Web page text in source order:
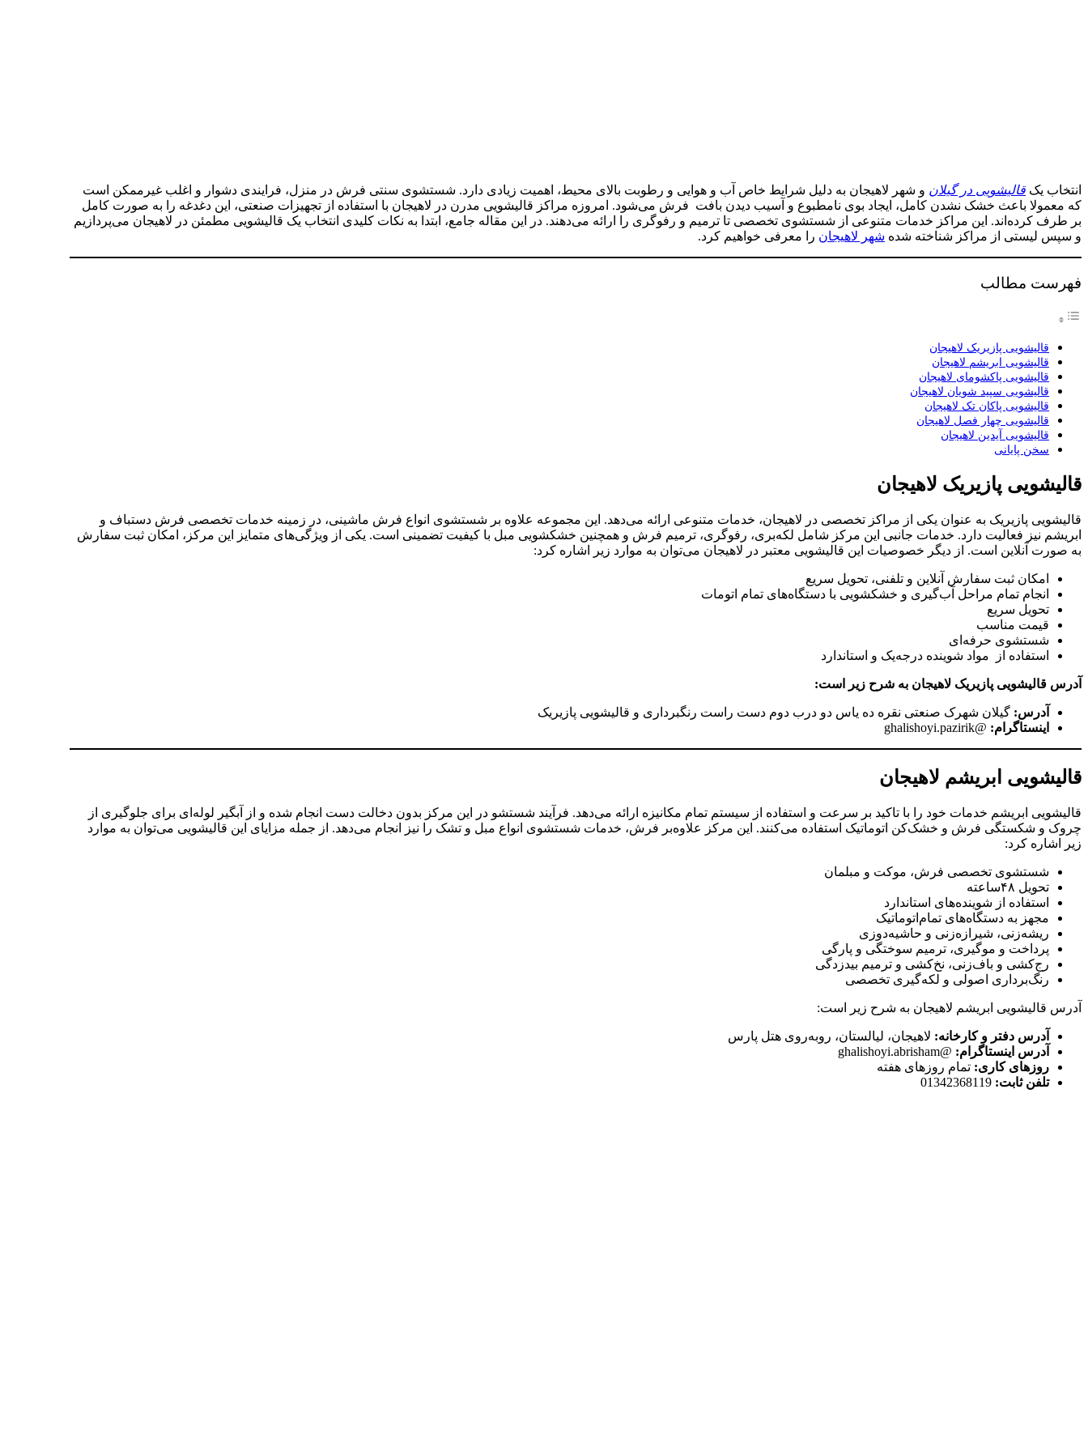
​انتخاب یک قالیشویی در گیلان و شهر لاهیجان به دلیل شرایط خاص آب و هوایی و رطوبت بالای محیط، اهمیت زیادی دارد. شستشوی سنتی فرش در منزل، فرایندی دشوار و اغلب غیرممکن است
که معمولا باعث خشک نشدن کامل، ایجاد بوی نامطبوع و آسیب دیدن بافت فرش می‌شود. امروزه مراکز قالیشویی مدرن در لاهیجان با استفاده از تجهیزات صنعتی، این دغدغه را به صورت کامل
بر طرف کرده‌اند. این مراکز خدمات متنوعی از شستشوی تخصصی تا ترمیم و رفوگری را ارائه می‌دهند. در این مقاله جامع، ابتدا به نکات کلیدی انتخاب یک قالیشویی مطمئن در لاهیجان می‌پردازیم
و سپس لیستی از مراکز شناخته‌ شده شهر لاهیجان را معرفی خواهیم کرد.
فهرست مطالب
​قالیشویی پازیریک لاهیجان
​قالیشویی ابریشم لاهیجان
​قالیشویی پاکشومای لاهیجان
قالیشویی سپید شویان لاهیجان
​قالیشویی پاکان تک لاهیجان
​قالیشویی چهار فصل لاهیجان
قالیشویی آیدین لاهیجان
​سخن پایانی
قالیشویی پازیریک لاهیجان
​قالیشویی پازیریک به عنوان یکی از مراکز تخصصی در لاهیجان، خدمات متنوعی ارائه می‌دهد. این مجموعه علاوه بر شستشوی انواع فرش ماشینی، در زمینه خدمات تخصصی فرش دستباف و
ابریشم نیز فعالیت دارد. خدمات جانبی این مرکز شامل لکه‌بری، رفوگری، ترمیم فرش و همچنین خشکشویی مبل با کیفیت تضمینی است. یکی از ویژگی‌های متمایز این مرکز، امکان ثبت سفارش
به صورت آنلاین است. از دیگر خصوصیات این قالیشویی معتبر در لاهیجان می‌توان به موارد زیر اشاره کرد:
امکان ثبت سفارش آنلاین و تلفنی، تحویل سریع
انجام تمام مراحل آب‌گیری و خشکشویی با دستگاه‌های تمام‌ اتومات
تحویل سریع
قیمت مناسب
شستشوی حرفه‌ای
استفاده از مواد شوینده درجه‌یک و استاندارد
آدرس ​قالیشویی پازیریک لاهیجان به شرح زیر است:
آدرس: گیلان شهرک صنعتی نقره ده یاس دو درب دوم دست راست رنگبرداری و قالیشویی پازیریک
اینستاگرام: @ghalishoyi.pazirik
قالیشویی ابریشم لاهیجان
​قالیشویی ابریشم خدمات خود را با تاکید بر سرعت و استفاده از سیستم تمام مکانیزه ارائه می‌دهد. فرآیند شستشو در این مرکز بدون دخالت دست انجام شده و از آبگیر لوله‌ای برای جلوگیری از
چروک و شکستگی فرش و خشک‌کن اتوماتیک استفاده می‌کنند. این مرکز علاوه‌بر فرش، خدمات شستشوی انواع مبل و تشک را نیز انجام می‌دهد. از جمله مزایای این قالیشویی می‌توان به موارد
زیر اشاره کرد:
شستشوی تخصصی فرش، موکت و مبلمان
تحویل ۴۸ساعته
استفاده از شوینده‌های استاندارد
مجهز به دستگاه‌های تمام‌اتوماتیک
ریشه‌زنی، شیرازه‌زنی و حاشیه‌دوزی
پرداخت و موگیری، ترمیم سوختگی و پارگی
رج‌کشی و باف‌زنی، نخ‌کشی و ترمیم بیدزدگی
رنگ‌برداری اصولی و لکه‌گیری تخصصی
آدرس ​قالیشویی ابریشم لاهیجان به شرح زیر است:
آدرس دفتر و کارخانه: لاهیجان، لیالستان، روبه‌روی هتل پارس
آدرس اینستاگرام: @ghalishoyi.abrisham
روزهای کاری: تمام روزهای هفته
تلفن ثابت: